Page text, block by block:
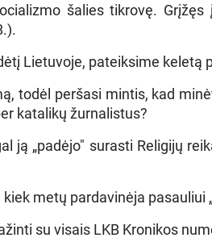
šalies tikrovę.
Lietuvoje, pateiksime keletą
todėl peršasi mintis, kad
katalikų žurnalistus?
ją „padėjo" surasti Religijų
metų pardavinėja
su visais LKB Kronikos